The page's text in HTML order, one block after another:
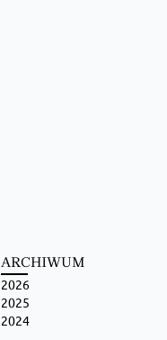
ARCHIWUM
2026
2025
2024